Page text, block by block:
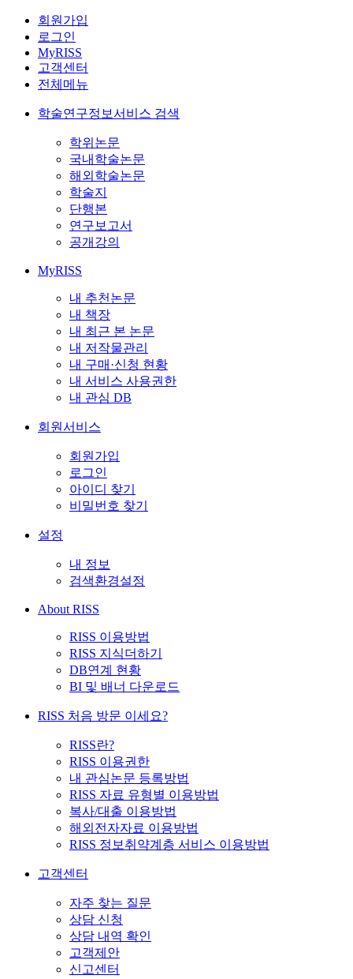
회원가입
로그인
MyRISS
고객센터
전체메뉴
학술연구정보서비스 검색
학위논문
국내학술논문
해외학술논문
학술지
단행본
연구보고서
공개강의
MyRISS
내 추천논문
내 책장
내 최근 본 논문
내 저작물관리
내 구매·신청 현황
내 서비스 사용권한
내 관심 DB
회원서비스
회원가입
로그인
아이디 찾기
비밀번호 찾기
설정
내 정보
검색환경설정
About RISS
RISS 이용방법
RISS 지식더하기
DB연계 현황
BI 및 배너 다운로드
RISS 처음 방문 이세요?
RISS란?
RISS 이용권한
내 관심논문 등록방법
RISS 자료 유형별 이용방법
복사/대출 이용방법
해외전자자료 이용방법
RISS 정보취약계층 서비스 이용방법
고객센터
자주 찾는 질문
상담 신청
상담 내역 확인
고객제안
신고센터